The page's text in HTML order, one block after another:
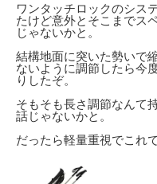
ワンタッチロックのシス
たけど意外とそこまでス
じゃないかと。
結構地面に突いた勢いで
ないように調節したら今
りしたぞ。
そもそも長さ調節なんて
話じゃないかと。
だったら軽量重視でこれ